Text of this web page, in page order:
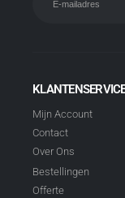
Mijn Account
Contact
Over Ons
Bestellingen
Offerte